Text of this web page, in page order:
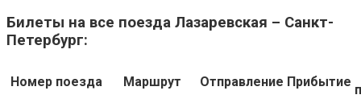
Билеты на все поезда Лазаревская – Санкт-
Петербург:
Номер поезда Маршрут Отправление Прибытие